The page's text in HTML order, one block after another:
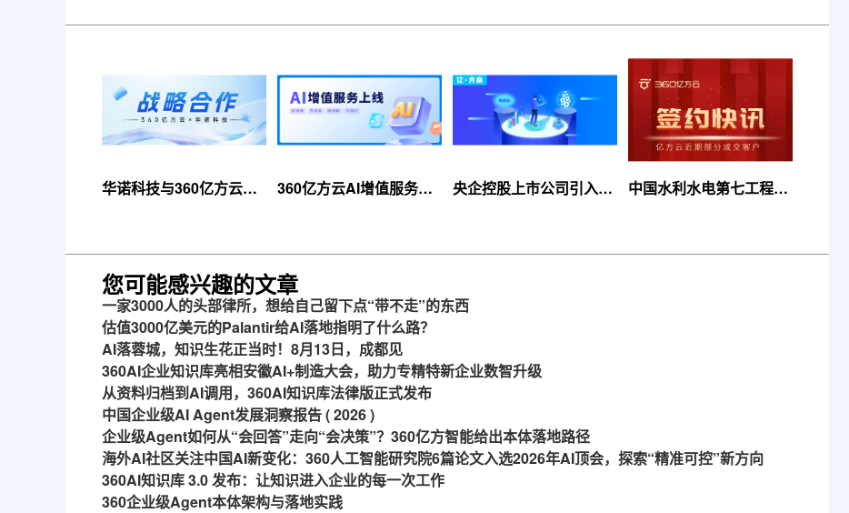
华诺科技与360亿方云达
360亿方云AI增值服务上
央企控股上市公司引入
中国水利水电第七工程
您可能感兴趣的文章
一家3000人的头部律所，想给自己留下点“带不走”的东西
估值3000亿美元的Palantir给AI落地指明了什么路？
AI落蓉城，知识生花正当时！8月13日，成都见
360AI企业知识库亮相安徽AI+制造大会，助力专精特新企业数智升级
从资料归档到AI调用，360AI知识库法律版正式发布
中国企业级AI Agent发展洞察报告 ( 2026 )
企业级Agent如何从“会回答”走向“会决策”？360亿方智能给出本体落地路径
海外AI社区关注中国AI新变化：360人工智能研究院6篇论文入选2026年AI顶会，探索“精准可控”新方向
360AI知识库 3.0 发布：让知识进入企业的每一次工作
360企业级Agent本体架构与落地实践